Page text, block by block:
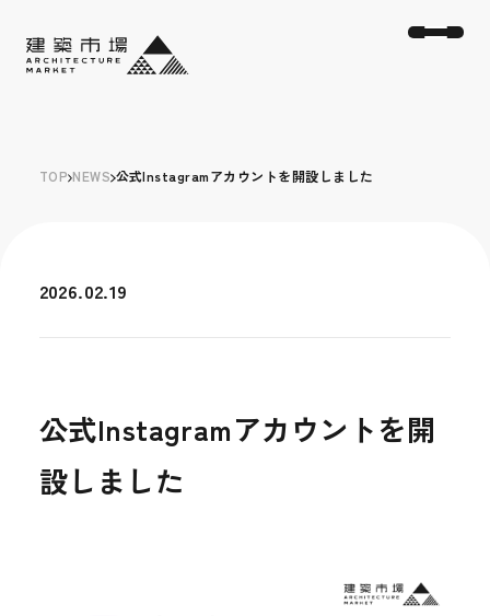
TOP NEWS 公式Instagramアカウントを開設しました
2026.02.19
公式Instagramアカウントを開
設しました